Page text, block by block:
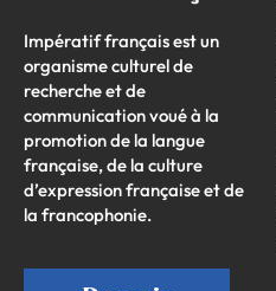
Impératif français est un
organisme culturel de
recherche et de
communication voué à la
promotion de la langue
française, de la culture
d’expression française et de
la francophonie.